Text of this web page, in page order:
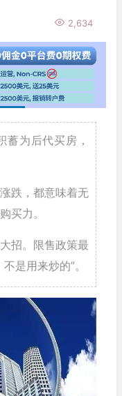
2,634
蓄为后代买房，
跌，都意味着无
买力。
招。限售政策最
是用来炒的”。